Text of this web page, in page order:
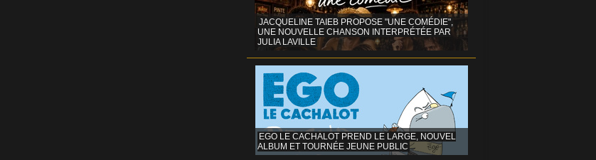
JACQUELINE TAIEB PROPOSE "UNE COMÉDIE",
UNE NOUVELLE CHANSON INTERPRÉTÉE PAR
JULIA LAVILLE
EGO LE CACHALOT PREND LE LARGE, NOUVEL
ALBUM ET TOURNÉE JEUNE PUBLIC